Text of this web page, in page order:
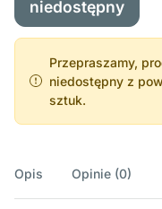
niedostępny
Przepraszamy,
niedostępny z
sztuk.
Opis Opinie (0)